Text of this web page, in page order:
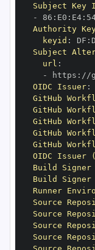
Subject
-
86 : E0 : E4:
Authority
keyid : DF :
Subject
url :
-
https : //
OIDC Issuer:
GitHub
GitHub
GitHub
GitHub
GitHub
OIDC Issuer
Build Signer
Build Signer
Runner
Source
Source
Source
Source